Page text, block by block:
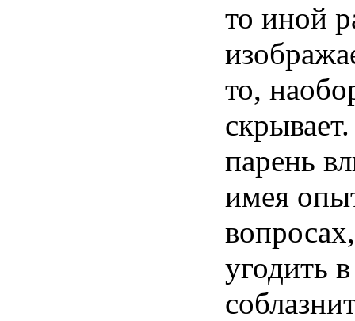
то иной
то,
скрывает
парень
имея
вопросах
угодить